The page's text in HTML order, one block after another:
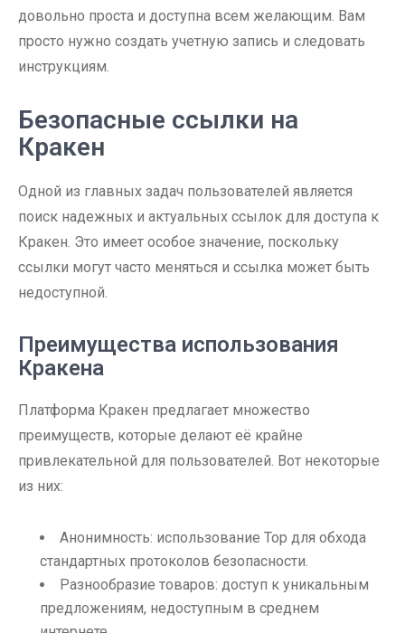
довольно проста и доступна всем желающим. Вам
просто нужно создать учетную запись и следовать
инструкциям.
Безопасные ссылки на
Кракен
Одной из главных задач пользователей является
поиск надежных и актуальных ссылок для доступа к
Кракен. Это имеет особое значение, поскольку
ссылки могут часто меняться и ссылка может быть
недоступной.
Преимущества использования
Кракена
Платформа Кракен предлагает множество
преимуществ, которые делают её крайне
привлекательной для пользователей. Вот некоторые
из них:
Анонимность: использование Тор для обхода
стандартных протоколов безопасности.
Разнообразие товаров: доступ к уникальным
предложениям, недоступным в среднем